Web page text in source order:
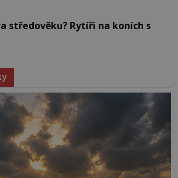
středověku? Rytíři na koních s